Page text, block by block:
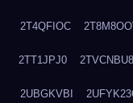
2T4QFIOC
2TT1JPJ0 2TVCNBU8
2UBGKVBI